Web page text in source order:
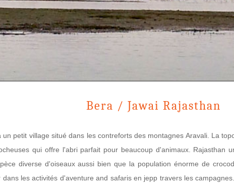
Bera / Jawai Rajasthan
un petit village situé dans les contreforts des montagnes Aravali. La
qui offre l'abri parfait pour beaucoup d'animaux. Rajasthan
diverse d'oiseaux aussi bien que la population énorme de
dans les activités d'aventure and safaris en jepp travers les